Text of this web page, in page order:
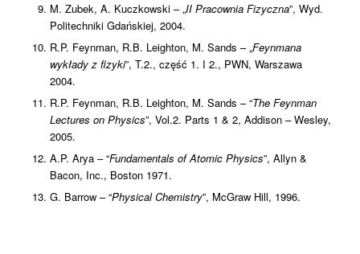
M. Zubek, A. Kuczkowski – „II Pracownia Fizyczna”, Wyd.
Politechniki Gdańskiej, 2004.
R.P. Feynman, R.B. Leighton, M. Sands – „Feynmana
wykłady z fizyki”, T.2., część 1. I 2., PWN, Warszawa
2004.
R.P. Feynman, R.B. Leighton, M. Sands – “The Feynman
Lectures on Physics”, Vol.2. Parts 1 & 2, Addison – Wesley,
2005.
A.P. Arya – “Fundamentals of Atomic Physics”, Allyn &
Bacon, Inc., Boston 1971.
G. Barrow – “Physical Chemistry”, McGraw Hill, 1996.